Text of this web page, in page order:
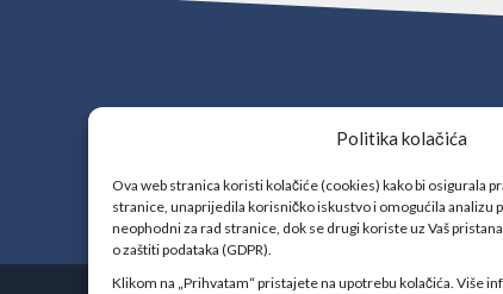
Politika kolačića
Ova web stranica koristi kolačiće (cookies) kako bi osigurala
stranice, unaprijedila korisničko iskustvo i omogućila analizu
neophodni za rad stranice, dok se drugi koriste uz Vaš
o zaštiti podataka (GDPR).
Klikom na „Prihvatam“ pristajete na upotrebu kolačića. Više